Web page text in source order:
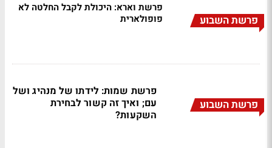
פרשת השבוע
פרשת וארא: היכולת לקבל החלטה לא
פופולארית
פרשת השבוע
פרשת שמות: לידתו של מנהיג ושל
עם; ואיך זה קשור לבחירת
השקעות?